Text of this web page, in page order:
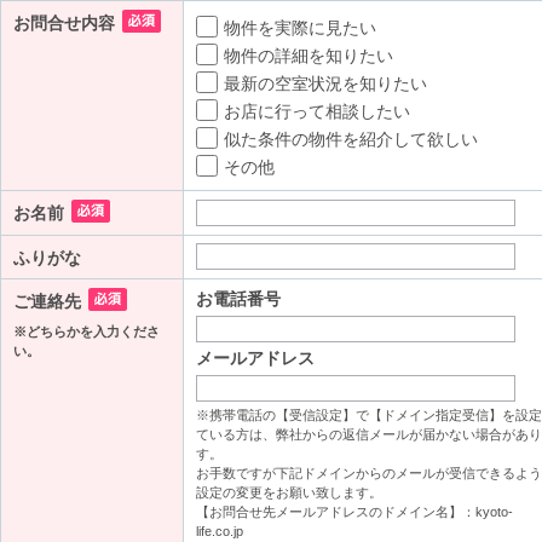
お問合せ内容
物件を実際に見たい
物件の詳細を知りたい
最新の空室状況を知りたい
お店に行って相談したい
似た条件の物件を紹介して欲しい
その他
お名前
ふりがな
ご連絡先
※どちらかを入力くださ
い。
お電話番号
メールアドレス
※携帯電話の【受信設定】で【ドメイン指定受信】を設定
ている方は、弊社からの返信メールが届かない場合があり
す。
お手数ですが下記ドメインからのメールが受信できるよ
設定の変更をお願い致します。
【お問合せ先メールアドレスのドメイン名】：kyoto-
life.co.jp